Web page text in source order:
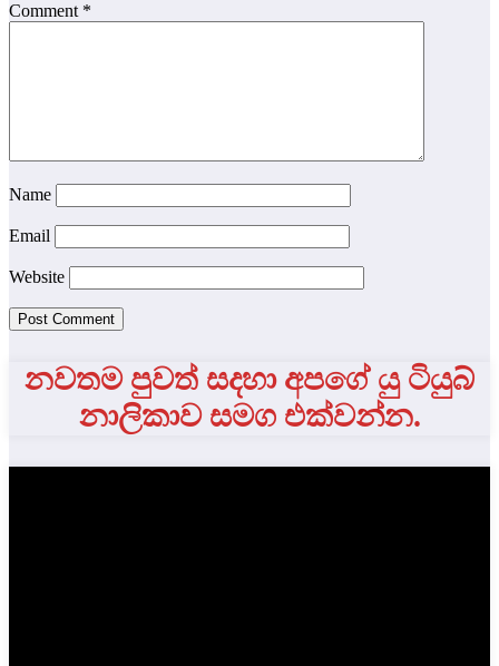
Comment *
Name
Email
Website
නවතම පුවත් සදහා අපගේ යු ටියුබ්
නාලිකාව සමග එක්වන්න.